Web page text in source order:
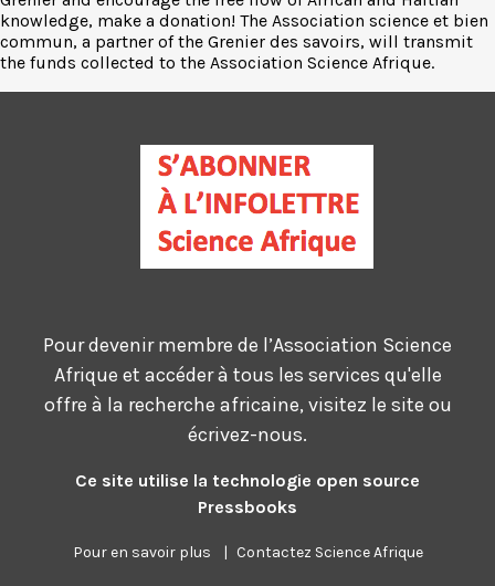
knowledge, make a donation! The Association science et bien
commun, a partner of the Grenier des savoirs, will transmit
the funds collected to the Association Science Afrique.
Pour devenir membre de l’Association Science
Afrique et accéder à tous les services qu'elle
offre à la recherche africaine, visitez le site ou
écrivez-nous.
Ce site utilise la technologie open source
Pressbooks
Pour en savoir plus | Contactez Science Afrique